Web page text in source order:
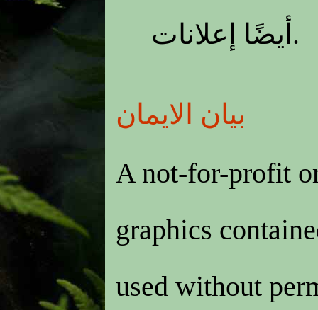
أيضًا إعلانات.
بيان الايمان
A not-for-profit
graphics
used without